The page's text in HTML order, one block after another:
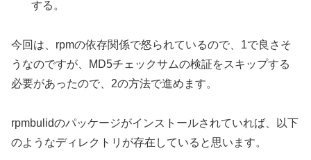
する。
今回は、rpmの依存関係で怒られているので、1で良さそ
うなのですが、MD5チェックサムの検証をスキップする
必要があったので、2の方法で進めます。
rpmbulidのパッケージがインストールされていれば、以下
のようなディレクトリが存在していると思います。